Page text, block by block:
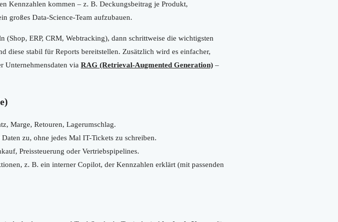
Kennzahlen kommen – z. B. Deckungsbeitrag je Produkt,
großes Data-Science-Team aufzubauen.
(Shop, ERP, CRM, Webtracking), dann schrittweise die wichtigsten
diese stabil für Reports bereitstellen. Zusätzlich wird es einfacher,
Unternehmensdaten via RAG (Retrieval-Augmented Generation) –
Marge, Retouren, Lagerumschlag.
zu, ohne jedes Mal IT-Tickets zu schreiben.
Preissteuerung oder Vertriebspipelines.
z. B. ein interner Copilot, der Kennzahlen erklärt (mit passenden